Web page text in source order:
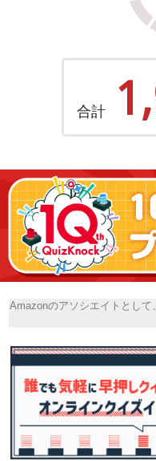
合計
Amazonのアソシエイトとし